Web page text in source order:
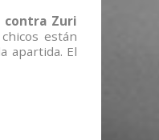
contra Zuri
están
apartida. El